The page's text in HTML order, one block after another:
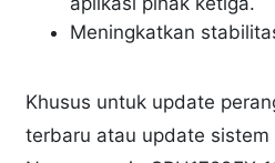
Meningkatkan
Khusus untuk update
terbaru atau update